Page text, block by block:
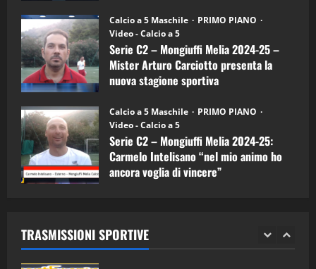
Calcio a 5 Maschile
PRIMO PIANO
Video - Calcio a 5
Serie C2 – Mongiuffi Melia 2024-25 –
Mister Arturo Carciotto presenta la
nuova stagione sportiva
Calcio a 5 Maschile
PRIMO PIANO
Video - Calcio a 5
Serie C2 – Mongiuffi Melia 2024-25:
Carmelo Intelisano “nel mio animo ho
ancora voglia di vincere”
TRASMISSIONI SPORTIVE
5
“SportEmpire” in Podcast: 26^ Puntata
(Martedi 07 Aprile 2026)
08/04/2026
1
“SportEmpire” in Podcast: 30^ Puntata
(Martedi 05 Maggio 2026)
08/05/2026
2 28/04/2026